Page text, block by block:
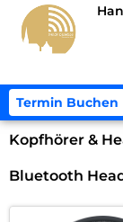
Termin Buchen
Kopfhörer &
Bluetooth